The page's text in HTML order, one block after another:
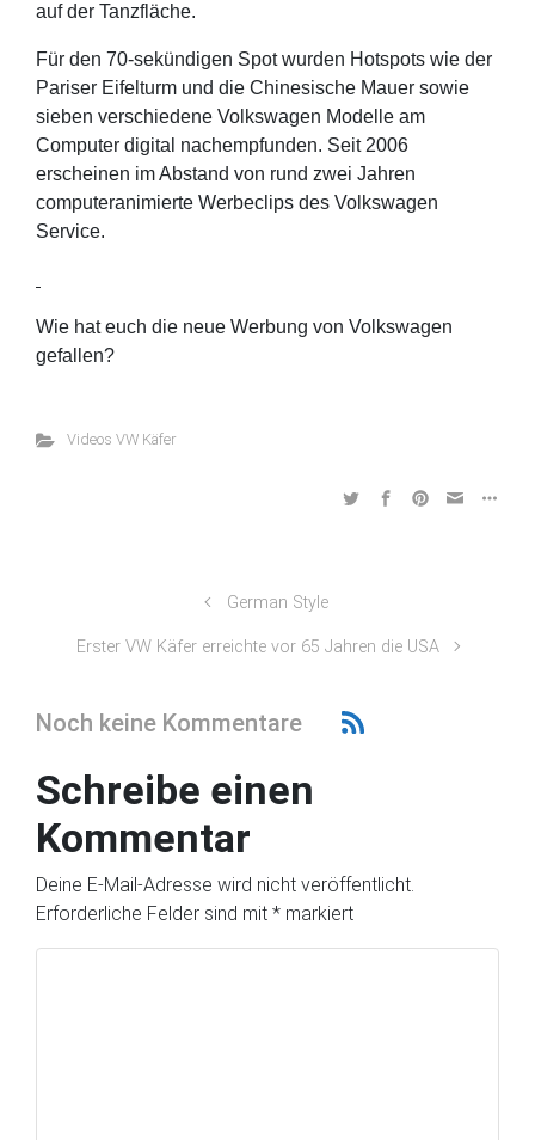
auf der Tanzfläche.
Für den 70-sekündigen Spot wurden Hotspots wie der
Pariser Eifelturm und die Chinesische Mauer sowie
sieben verschiedene Volkswagen Modelle am
Computer digital nachempfunden. Seit 2006
erscheinen im Abstand von rund zwei Jahren
computeranimierte Werbeclips des Volkswagen
Service.
Wie hat euch die neue Werbung von Volkswagen
gefallen?
Videos VW Käfer
German Style
Erster VW Käfer erreichte vor 65 Jahren die USA
Noch keine Kommentare
Schreibe einen
Kommentar
Deine E-Mail-Adresse wird nicht veröffentlicht.
Erforderliche Felder sind mit * markiert